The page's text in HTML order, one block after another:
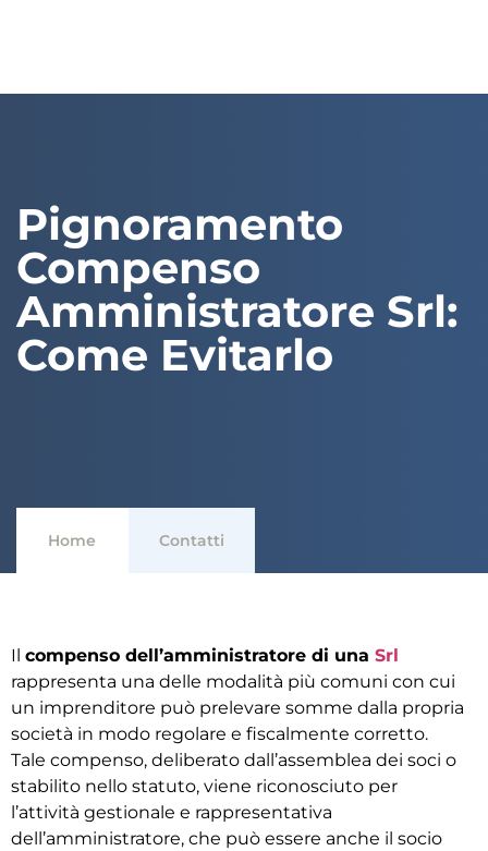
Pignoramento
Compenso
Amministratore Srl:
Come Evitarlo
Home Contatti
Il compenso dell’amministratore di una Srl
rappresenta una delle modalità più comuni con cui
un imprenditore può prelevare somme dalla propria
società in modo regolare e fiscalmente corretto.
Tale compenso, deliberato dall’assemblea dei soci o
stabilito nello statuto, viene riconosciuto per
l’attività gestionale e rappresentativa
dell’amministratore, che può essere anche il socio